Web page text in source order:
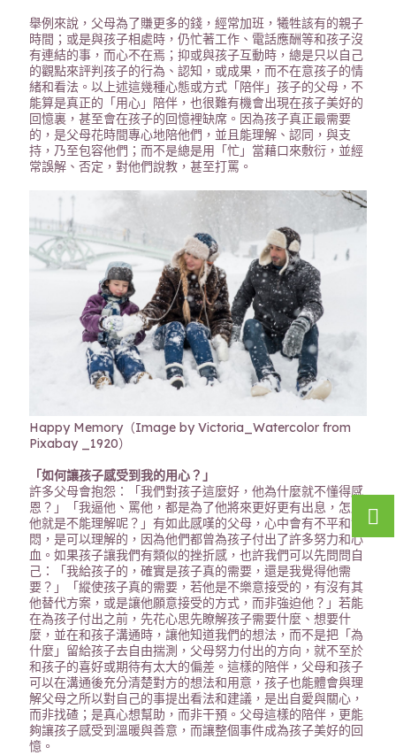
舉例來說，父母為了賺更多的錢，經常加班，犧牲該有的親子
時間；或是與孩子相處時，仍忙著工作、電話應酬等和孩子沒
有連結的事，而心不在焉；抑或與孩子互動時，總是只以自己
的觀點來評判孩子的行為、認知，或成果，而不在意孩子的情
緒和看法。以上述這幾種心態或方式「陪伴」孩子的父母，不
能算是真正的「用心」陪伴，也很難有機會出現在孩子美好的
回憶裏，甚至會在孩子的回憶裡缺席。因為孩子真正最需要
的，是父母花時間專心地陪他們，並且能理解、認同，與支
持，乃至包容他們；而不是總是用「忙」當藉口來敷衍，並經
常誤解、否定，對他們說教，甚至打罵。
Happy Memory（Image by Victoria_Watercolor from
Pixabay _1920）
「如何讓孩子感受到我的用心？」
許多父母會抱怨：「我們對孩子這麼好，他為什麼就不懂得感
恩？」「我逼他、罵他，都是為了他將來更好更有出息，怎麼
他就是不能理解呢？」有如此感嘆的父母，心中會有不平和鬱
悶，是可以理解的，因為他們都曾為孩子付出了許多努力和心
血。如果孩子讓我們有類似的挫折感，也許我們可以先問問自
己：「我給孩子的，確實是孩子真的需要，還是我覺得他需
要？」「縱使孩子真的需要，若他是不樂意接受的，有沒有其
他替代方案，或是讓他願意接受的方式，而非強迫他？」若能
在為孩子付出之前，先花心思先瞭解孩子需要什麼、想要什
麼，並在和孩子溝通時，讓他知道我們的想法，而不是把「為
什麼」留給孩子去自由揣測，父母努力付出的方向，就不至於
和孩子的喜好或期待有太大的偏差。這樣的陪伴，父母和孩子
可以在溝通後充分清楚對方的想法和用意，孩子也能體會與理
解父母之所以對自己的事提出看法和建議，是出自愛與關心，
而非找碴；是真心想幫助，而非干預。父母這樣的陪伴，更能
夠讓孩子感受到溫暖與善意，而讓整個事件成為孩子美好的回
憶。